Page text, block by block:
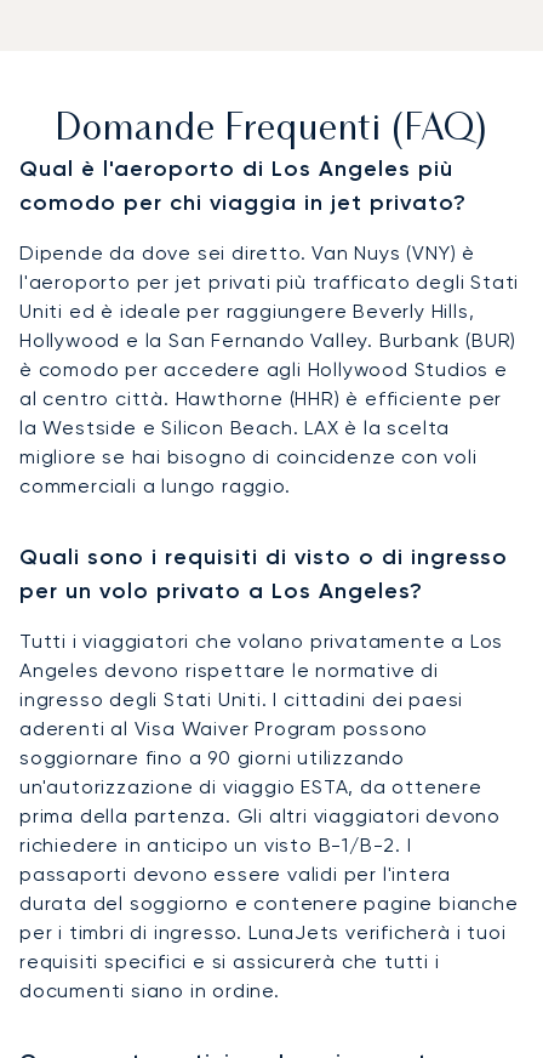
Domande Frequenti (FAQ)
Qual è l'aeroporto di Los Angeles più
comodo per chi viaggia in jet privato?
Dipende da dove sei diretto. Van Nuys (VNY) è
l'aeroporto per jet privati più trafficato degli Stati
Uniti ed è ideale per raggiungere Beverly Hills,
Hollywood e la San Fernando Valley. Burbank (BUR)
è comodo per accedere agli Hollywood Studios e
al centro città. Hawthorne (HHR) è efficiente per
la Westside e Silicon Beach. LAX è la scelta
migliore se hai bisogno di coincidenze con voli
commerciali a lungo raggio.
Quali sono i requisiti di visto o di ingresso
per un volo privato a Los Angeles?
Tutti i viaggiatori che volano privatamente a Los
Angeles devono rispettare le normative di
ingresso degli Stati Uniti. I cittadini dei paesi
aderenti al Visa Waiver Program possono
soggiornare fino a 90 giorni utilizzando
un'autorizzazione di viaggio ESTA, da ottenere
prima della partenza. Gli altri viaggiatori devono
richiedere in anticipo un visto B-1/B-2. I
passaporti devono essere validi per l'intera
durata del soggiorno e contenere pagine bianche
per i timbri di ingresso. LunaJets verificherà i tuoi
requisiti specifici e si assicurerà che tutti i
documenti siano in ordine.